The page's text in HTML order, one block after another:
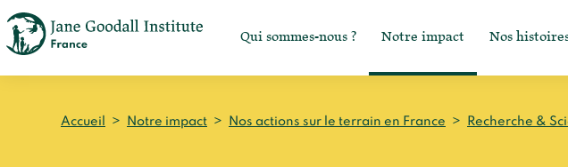
Qui sommes-nous ? Notre impact Nos
Accueil > Notre impact > Nos actions sur le terrain en France > Recherche &